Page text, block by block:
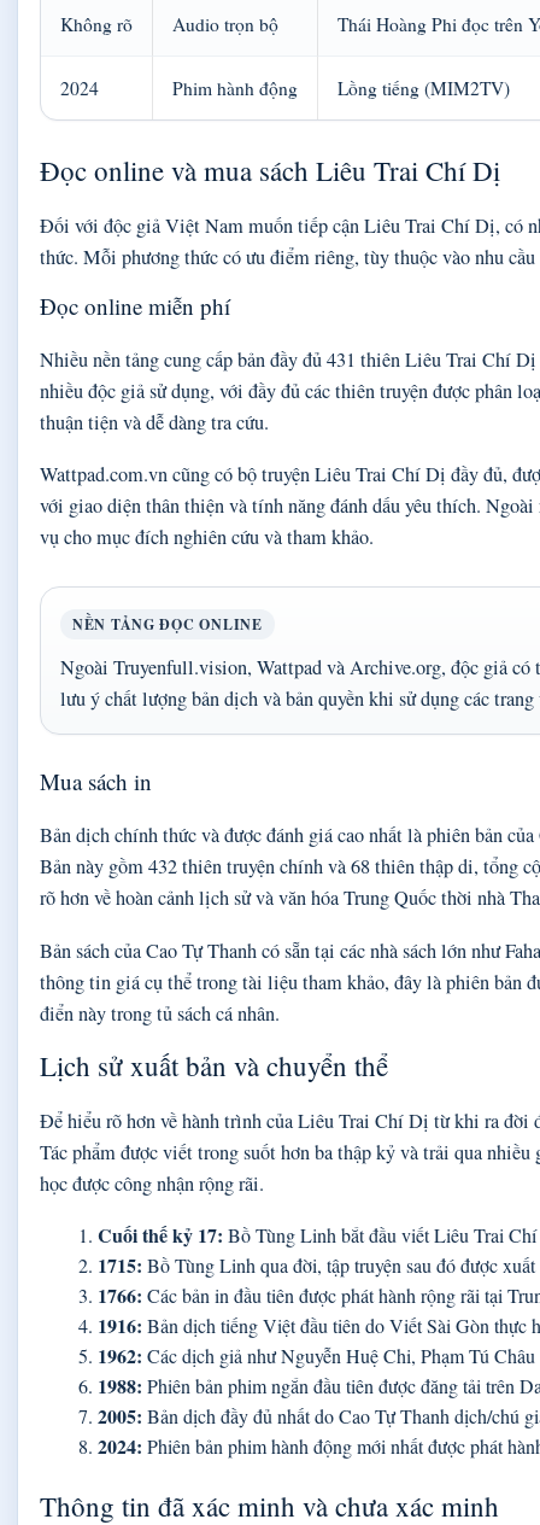
Không rõ Audio trọn bộ Thái Hoàng Phi đọc trên
2024 Phim hành động Lồng tiếng (MIM2TV)
Đọc online và mua sách Liêu Trai Chí Dị
Đối với độc giả Việt Nam muốn tiếp cận Liêu Trai Chí Dị, có
thức. Mỗi phương thức có ưu điểm riêng, tùy thuộc vào nhu
Đọc online miễn phí
Nhiều nền tảng cung cấp bản đầy đủ 431 thiên Liêu Trai Chí
nhiều độc giả sử dụng, với đầy đủ các thiên truyện được phân
thuận tiện và dễ dàng tra cứu.
Wattpad.com.vn cũng có bộ truyện Liêu Trai Chí Dị đầy đủ,
với giao diện thân thiện và tính năng đánh dấu yêu thích.
vụ cho mục đích nghiên cứu và tham khảo.
NỀN TẢNG ĐỌC ONLINE
Ngoài Truyenfull.vision, Wattpad và Archive.org, độc giả
lưu ý chất lượng bản dịch và bản quyền khi sử dụng các
Mua sách in
Bản dịch chính thức và được đánh giá cao nhất là phiên bản
Bản này gồm 432 thiên truyện chính và 68 thiên thập di, tổng
rõ hơn về hoàn cảnh lịch sử và văn hóa Trung Quốc thời nhà
Bản sách của Cao Tự Thanh có sẵn tại các nhà sách lớn như
thông tin giá cụ thể trong tài liệu tham khảo, đây là phiên bản
điển này trong tủ sách cá nhân.
Lịch sử xuất bản và chuyển thể
Để hiểu rõ hơn về hành trình của Liêu Trai Chí Dị từ khi ra đời
Tác phẩm được viết trong suốt hơn ba thập kỷ và trải qua
học được công nhận rộng rãi.
Cuối thế kỷ 17: Bồ Tùng Linh bắt đầu viết Liêu Trai
1715: Bồ Tùng Linh qua đời, tập truyện sau đó được
1766: Các bản in đầu tiên được phát hành rộng rãi tại
1916: Bản dịch tiếng Việt đầu tiên do Viết Sài Gòn thực
1962: Các dịch giả như Nguyễn Huệ Chi, Phạm Tú
1988: Phiên bản phim ngắn đầu tiên được đăng tải trên
2005: Bản dịch đầy đủ nhất do Cao Tự Thanh dịch/chú
2024: Phiên bản phim hành động mới nhất được phát
Thông tin đã xác minh và chưa xác minh